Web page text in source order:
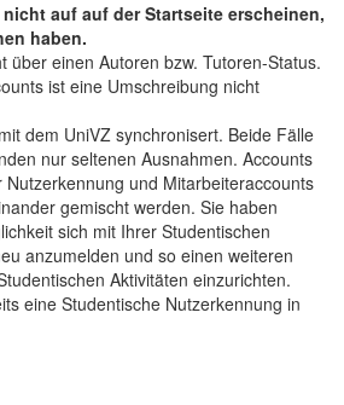
auf auf der Startseite erscheinen,
haben.
über einen Autoren bzw. Tutoren-Status.
ist eine Umschreibung nicht
dem UniVZ synchronisert. Beide Fälle
nur seltenen Ausnahmen. Accounts
Nutzerkennung und Mitarbeiteraccounts
gemischt werden. Sie haben
sich mit Ihrer Studentischen
anzumelden und so einen weiteren
Aktivitäten einzurichten.
eine Studentische Nutzerkennung in